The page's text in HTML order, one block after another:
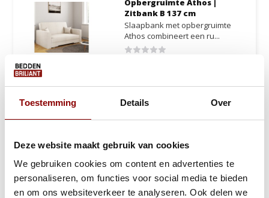
Toestemming Details Over
Deze website maakt gebruik van cookies
We gebruiken cookies om content en advertenties te
personaliseren, om functies voor social media te bieden
en om ons websiteverkeer te analyseren. Ook delen we
Zitbank B 137 cm
Slaapbank met opbergruimte
Athos combineert een ru...
Opbergruimte Morris
Zitbank Morris met teddy stof,
opbergruimte en sym...